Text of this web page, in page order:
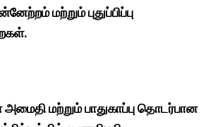
மற்றும் புதுப்பிப்பு
மற்றும் பாதுகாப்பு தொடர்பான